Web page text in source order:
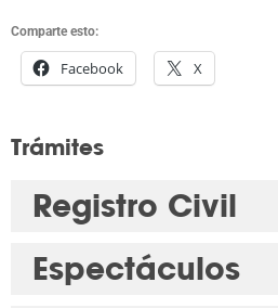
Comparte esto:
Facebook X
Trámites
Registro Civil
Espectáculos